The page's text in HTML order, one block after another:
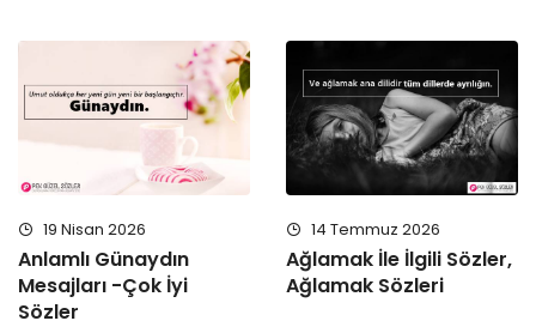
19 Nisan 2026
Anlamlı Günaydın
Mesajları -Çok İyi
Sözler
14 Temmuz 2026
Ağlamak İle İlgili Sözler,
Ağlamak Sözleri